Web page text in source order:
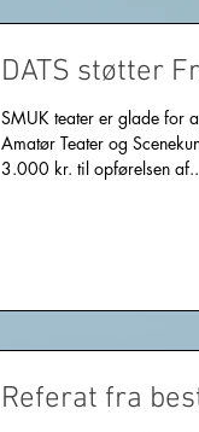
DATS støtter
SMUK teater er glade for
Amatør Teater og
3.000 kr. til opførelsen
Referat fra